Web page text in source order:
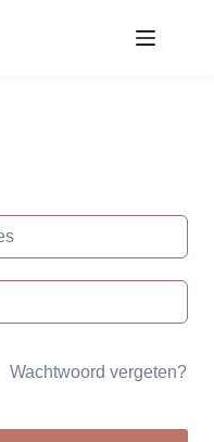
Wachtwoord vergeten?